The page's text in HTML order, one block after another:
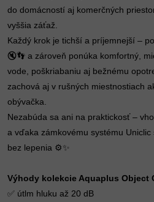
do domácností aj komerčných
vyššia záťaž.
Každý krok je tichší a príjemnejší –
🔇👣 a zároveň ponúka komfortný,
vode, poškriabaniu aj bežnému
zachová aj v rušných miestnostiach
obývačka.
Nezabúda sa ani na praktickosť –
a vďaka zámkovému systému
bez lepenia ⚙️✨
Výhody kolekcie Aquaplus Object
✅ útlm hluku až 20 dB